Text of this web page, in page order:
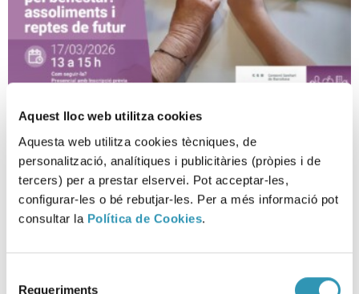
Aquest lloc web utilitza cookies
Aquesta web utilitza cookies tècniques, de
personalització, analítiques i publicitàries (pròpies i de
tercers) per a prestar elservei. Pot acceptar-les,
configurar-les o bé rebutjar-les. Per a més informació pot
consultar la Política de Cookies.
Requeriments
Acción comunitaria por el
bienestar: logros y retos de
futuro.
SESIONES CIENTÍFICAS, BARRIOS, INVESTIGACIÓN Y DOCENCIA